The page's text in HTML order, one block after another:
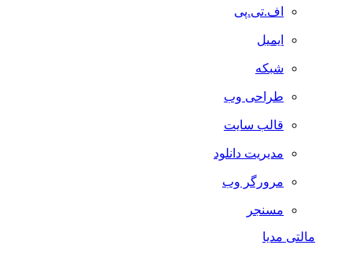
اف.تی.پی
ایمیل
شبکه
طراحی وب
قالب سایت
مدیریت دانلود
مرورگر وب
مسنجر
مالتی مدیا